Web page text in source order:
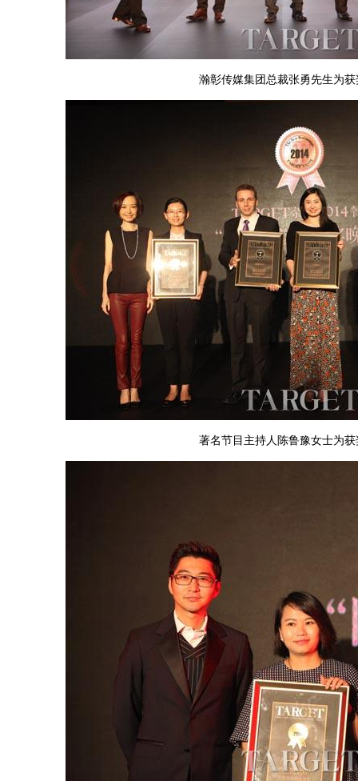
瀚彰传媒集团总裁张勇先生为
著名节目主持人陈鲁豫女士为